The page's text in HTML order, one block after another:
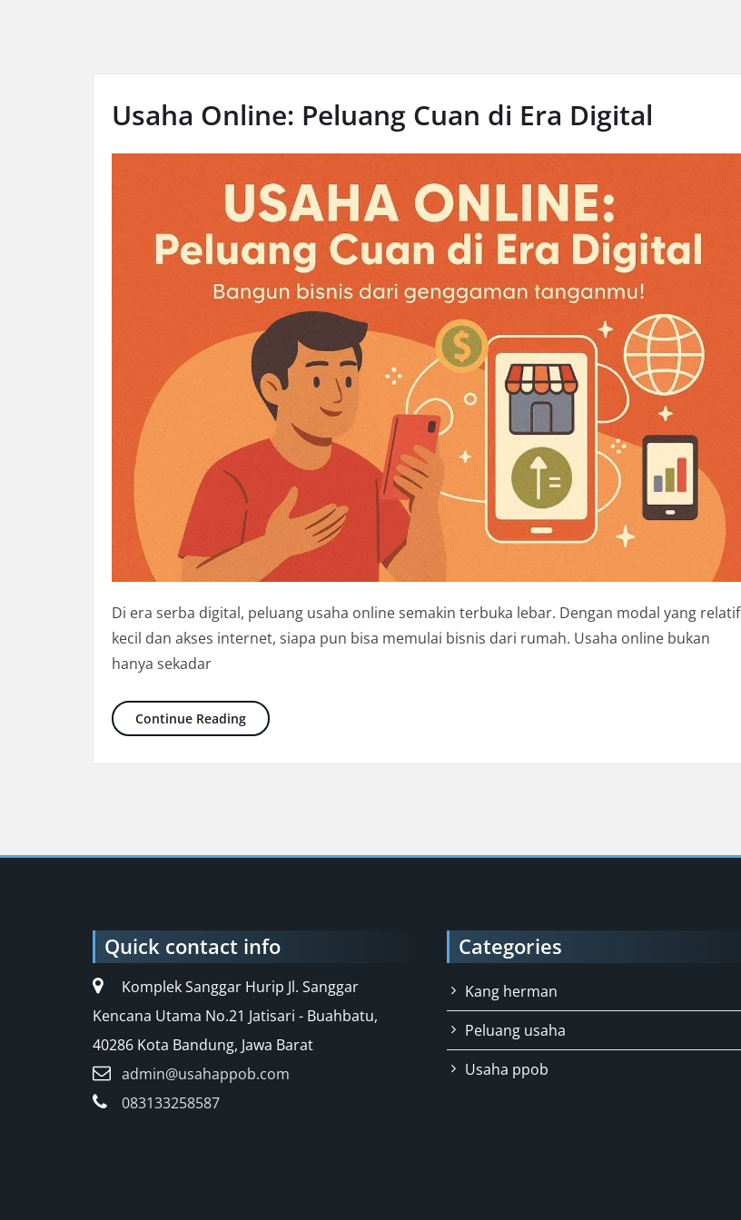
Usaha Online: Peluang Cuan di Era Digital
Di era serba digital, peluang usaha online semakin terbuka lebar. Dengan modal yang relatif
kecil dan akses internet, siapa pun bisa memulai bisnis dari rumah. Usaha online bukan
hanya sekadar
Continue ReadingUsaha Online: Peluang Cuan di Era Digital
Quick contact info
Komplek Sanggar Hurip Jl. Sanggar
Kencana Utama No.21 Jatisari - Buahbatu,
40286 Kota Bandung, Jawa Barat
admin@usahappob.com
083133258587
Categories
Kang herman
Peluang usaha
Usaha ppob